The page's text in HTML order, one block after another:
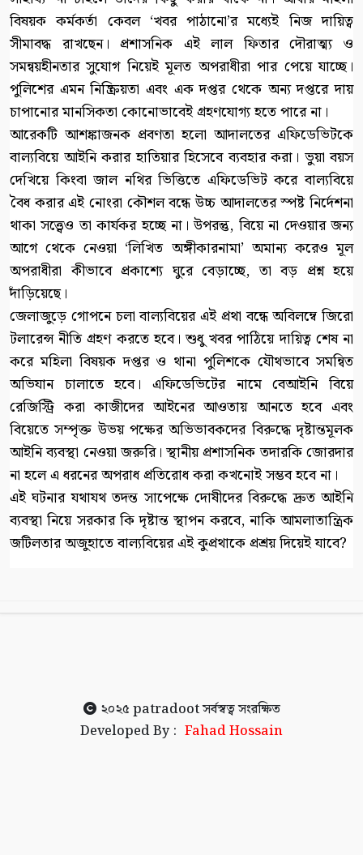
বিষয়ক কর্মকর্তা কেবল ‘খবর পাঠানো’র মধ্যেই নিজ দায়িত্ব
সীমাবদ্ধ রাখছেন। প্রশাসনিক এই লাল ফিতার দৌরাত্ম্য ও
সমন্বয়হীনতার সুযোগ নিয়েই মূলত অপরাধীরা পার পেয়ে যাচ্ছে।
পুলিশের এমন নিষ্ক্রিয়তা এবং এক দপ্তর থেকে অন্য দপ্তরে দায়
চাপানোর মানসিকতা কোনোভাবেই গ্রহণযোগ্য হতে পারে না।
আরেকটি আশঙ্কাজনক প্রবণতা হলো আদালতের এফিডেভিটকে
বাল্যবিয়ে আইনি করার হাতিয়ার হিসেবে ব্যবহার করা। ভুয়া বয়স
দেখিয়ে কিংবা জাল নথির ভিত্তিতে এফিডেভিট করে বাল্যবিয়ে
বৈধ করার এই নোংরা কৌশল বন্ধে উচ্চ আদালতের স্পষ্ট নির্দেশনা
থাকা সত্ত্বেও তা কার্যকর হচ্ছে না। উপরন্তু, বিয়ে না দেওয়ার জন্য
আগে থেকে নেওয়া ‘লিখিত অঙ্গীকারনামা’ অমান্য করেও মূল
অপরাধীরা কীভাবে প্রকাশ্যে ঘুরে বেড়াচ্ছে, তা বড় প্রশ্ন হয়ে
দাঁড়িয়েছে।
জেলাজুড়ে গোপনে চলা বাল্যবিয়ের এই প্রথা বন্ধে অবিলম্বে জিরো
টলারেন্স নীতি গ্রহণ করতে হবে। শুধু খবর পাঠিয়ে দায়িত্ব শেষ না
করে মহিলা বিষয়ক দপ্তর ও থানা পুলিশকে যৌথভাবে সমন্বিত
অভিযান চালাতে হবে। এফিডেভিটের নামে বেআইনি বিয়ে
রেজিস্ট্রি করা কাজীদের আইনের আওতায় আনতে হবে এবং
বিয়েতে সম্পৃক্ত উভয় পক্ষের অভিভাবকদের বিরুদ্ধে দৃষ্টান্তমূলক
আইনি ব্যবস্থা নেওয়া জরুরি। স্থানীয় প্রশাসনিক তদারকি জোরদার
না হলে এ ধরনের অপরাধ প্রতিরোধ করা কখনোই সম্ভব হবে না।
এই ঘটনার যথাযথ তদন্ত সাপেক্ষে দোষীদের বিরুদ্ধে দ্রুত আইনি
ব্যবস্থা নিয়ে সরকার কি দৃষ্টান্ত স্থাপন করবে, নাকি আমলাতান্ত্রিক
জটিলতার অজুহাতে বাল্যবিয়ের এই কুপ্রথাকে প্রশ্রয় দিয়েই যাবে?
২০২৫ patradootসর্বস্বত্ব সংরক্ষিত
Developed By : Fahad Hossain